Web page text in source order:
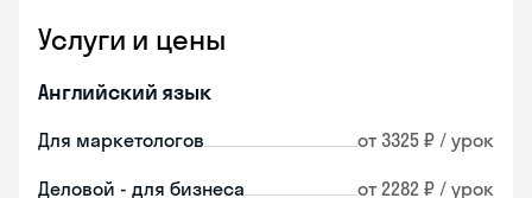
Услуги и цены
Английский язык
Для маркетологов от 3325 ₽ / урок
Деловой - для бизнеса от 2282 ₽ / урок